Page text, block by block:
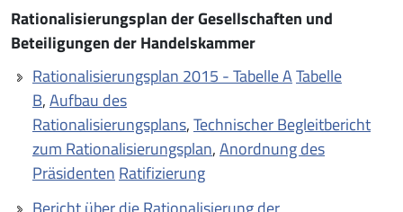
Rationalisierungsplan der Gesellschaften und
Beteiligungen der Handelskammer
Rationalisierungsplan 2015 - Tabelle ATabelle
B,Aufbau des
Rationalisierungsplans,Technischer Begleitbericht
zum Rationalisierungsplan,Anordnung des
Präsidenten Ratifizierung